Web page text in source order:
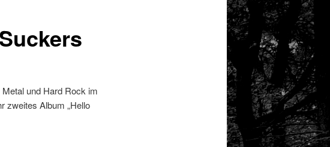
und Hard Rock im
zweites Album „Hello